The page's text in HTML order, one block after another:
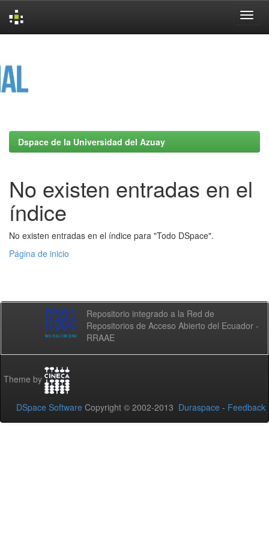
Dspace de la Universidad del Azuay
No existen entradas en el
índice
No existen entradas en el índice para "Todo DSpace".
Página de inicio
Repositorio integrado a la Red de
Repositorios de Acceso Abierto del Ecuador -
RRAAE
Theme by
DSpace Software Copyright © 2002-2013 Duraspace - Feedback